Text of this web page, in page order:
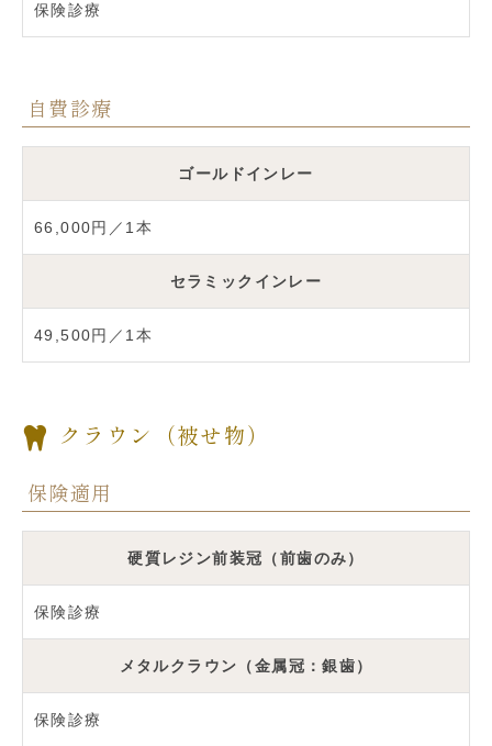
保険診療
自費診療
ゴールドインレー
66,000円／1本
セラミックインレー
49,500円／1本
クラウン（被せ物）
保険適用
硬質レジン前装冠（前歯のみ）
保険診療
メタルクラウン（金属冠：銀歯）
保険診療